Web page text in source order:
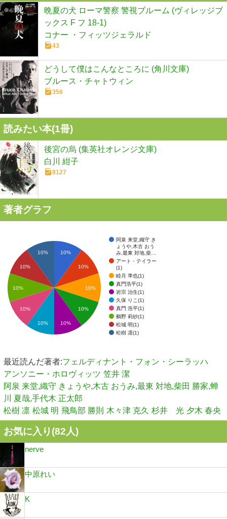
晩夏の犬 ローマ警察 警視ブルーム (ヴィレッジブ
ックス F フ 18-1)
コナー ・フィッツジェラルド
43
どうして僕はこんなところに (角川文庫)
ブルース・チャトウィン
356
読みたい本(1冊)
後宮の烏 (集英社オレンジ文庫)
白川 紺子
8127
著者グラフ
阿泉 来堂,織守 き
ょうや,木古 おう
み,最東 対地,柴…
アート・テイラー
(1)
睦月 準也(1)
真門浩平(1)
岩宗 治生(1)
久保 りこ(1)
真門 浩平(1)
鵺野 莉紗(1)
松城 明(1)
松樹 凛(1)
10%
10%
10%
10%
10%
10%
10%
10%
10% 10%
最近読んだ著者:フェルディナント・フォン・シーラッハ
アンソニー・ホロヴィッツ 笠井 潔
阿泉 来堂,織守 きょうや,木古 おうみ,最東 対地,柴田 勝家,蝉
川 夏哉,手代木 正太郎
松樹 凛 松城 明 飛鳥部 勝則 木々津 克久 杉井 光 夕木 春央
お気に入り(82人)
nerve
中原れい
K